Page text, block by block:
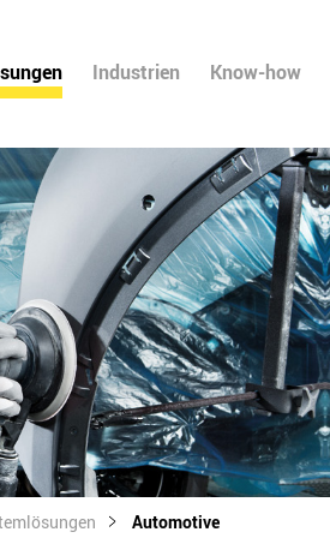
Industrien Know-how
Automotive